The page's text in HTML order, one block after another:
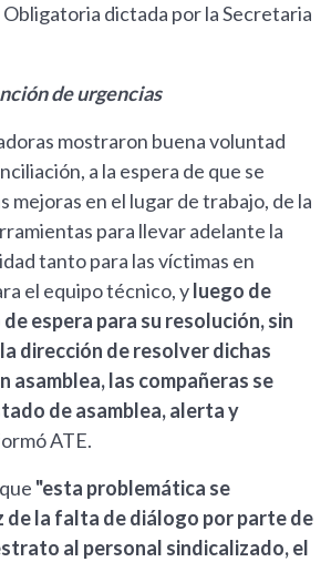
dictada por la Secretaria
de urgencias
mostraron buena voluntad
a la espera de que se
mejoras en el lugar de trabajo, de la
para llevar adelante la
tanto para las víctimas en
el equipo técnico, yluego de
espera para su resolución, sin
dirección de resolver dichas
asamblea, las compañeras se
de asamblea, alerta y
ATE.
"esta problemática se
de la falta de diálogo por parte de
al personal sindicalizado, el